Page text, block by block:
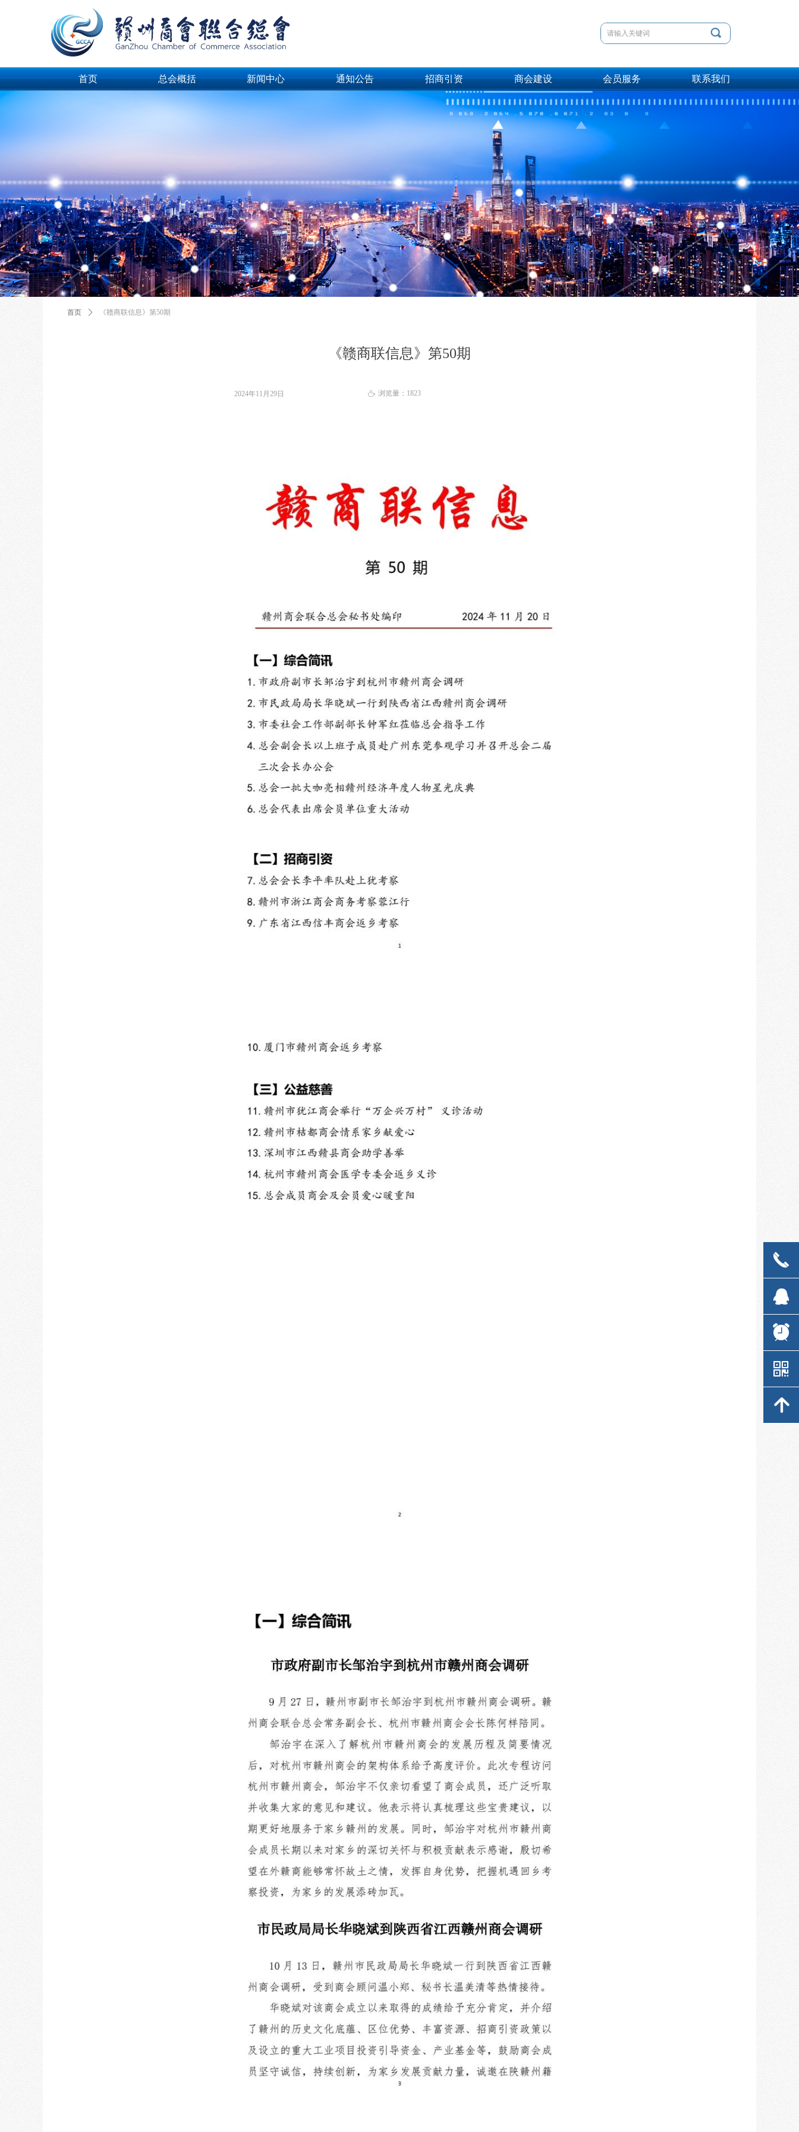
首页 总会概括
总会概括
新闻中心
新闻中心
通知公告 招商引资
招商引资
商会建设
商会建设
会员服务
会员服务
联系我们
联系我们
끠
《赣商联信息》第50期
首页 ꄲ 《赣商联信息》第50期
2024年11月29日 ꄘ 浏览量： 1823
끅
뀩
뀥
낃
녕
끅
뀩
뀥
낃
녕